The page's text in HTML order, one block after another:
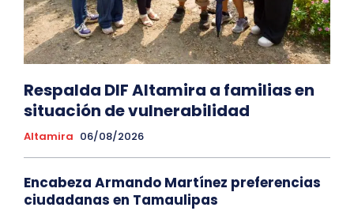
Respalda DIF Altamira a familias en
situación de vulnerabilidad
Altamira 06/08/2026
Encabeza Armando Martínez preferencias
ciudadanas en Tamaulipas